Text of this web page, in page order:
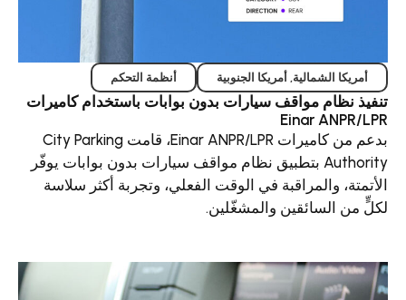
الشمالية, أمريكا الجنوبية أنظمة التحكم
مواقف سيارات بدون بوابات باستخدام كاميرات
Einar
بدعم من كاميرات Einar ANPR/LPR، قامت City Parking
Authority بتطبيق نظام مواقف سيارات بدون بوابات يوفّر
والمراقبة في الوقت الفعلي، وتجربة أكثر سلاسة
والمشغّلين.